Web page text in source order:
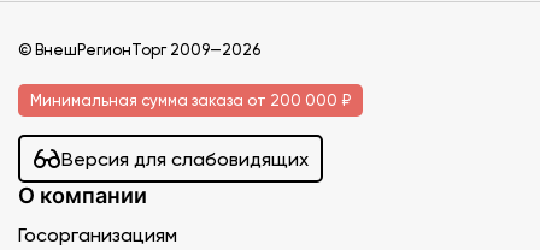
© ВнешРегионТорг 2009—2026
Минимальная сумма заказа от 200 000 ₽
Версия для слабовидящих
О компании
Госорганизациям